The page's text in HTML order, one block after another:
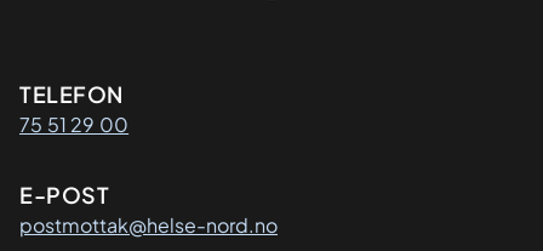
Kontaktinformasjon
TELEFON
75 51 29 00
E-POST
postmottak@helse-nord.no